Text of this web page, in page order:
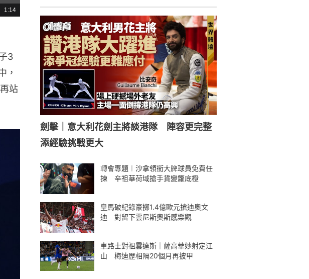
總
共
1:14
3
，
站
劍擊｜意大利花劍主將談港隊 陣容更完整
添經驗挑戰更大
轉會專題︱沙拿領銜大牌球員免費任
揀 辛祖華荷域搶手貨變籮底橙
皇馬破紀錄豪擲1.4億歐元搶迪奧文
迪 對留下雲尼斯奧斯感樂觀
車路士對祖雲達斯｜薩高華妙射定江
山 梅迪歷相隔20個月再披甲